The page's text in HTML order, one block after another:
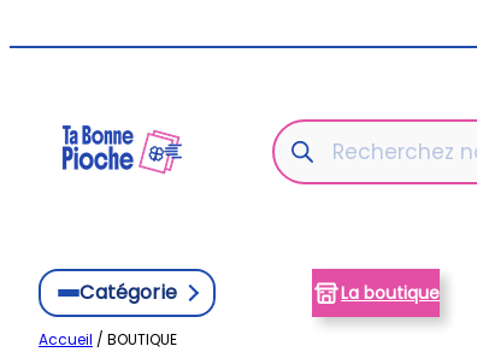
au
Recherche
de
produits
Catégorie La boutique
Accueil / BOUTIQUE